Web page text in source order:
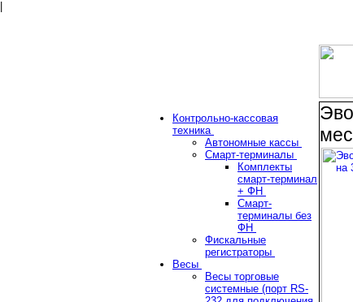
Контрольно-кассовая
техника
Автономные кассы
Смарт-терминалы
Комплекты
смарт-терминал
+ ФН
Смарт-
терминалы без
ФН
Фискальные
регистраторы
Весы
Весы торговые
системные (порт RS-